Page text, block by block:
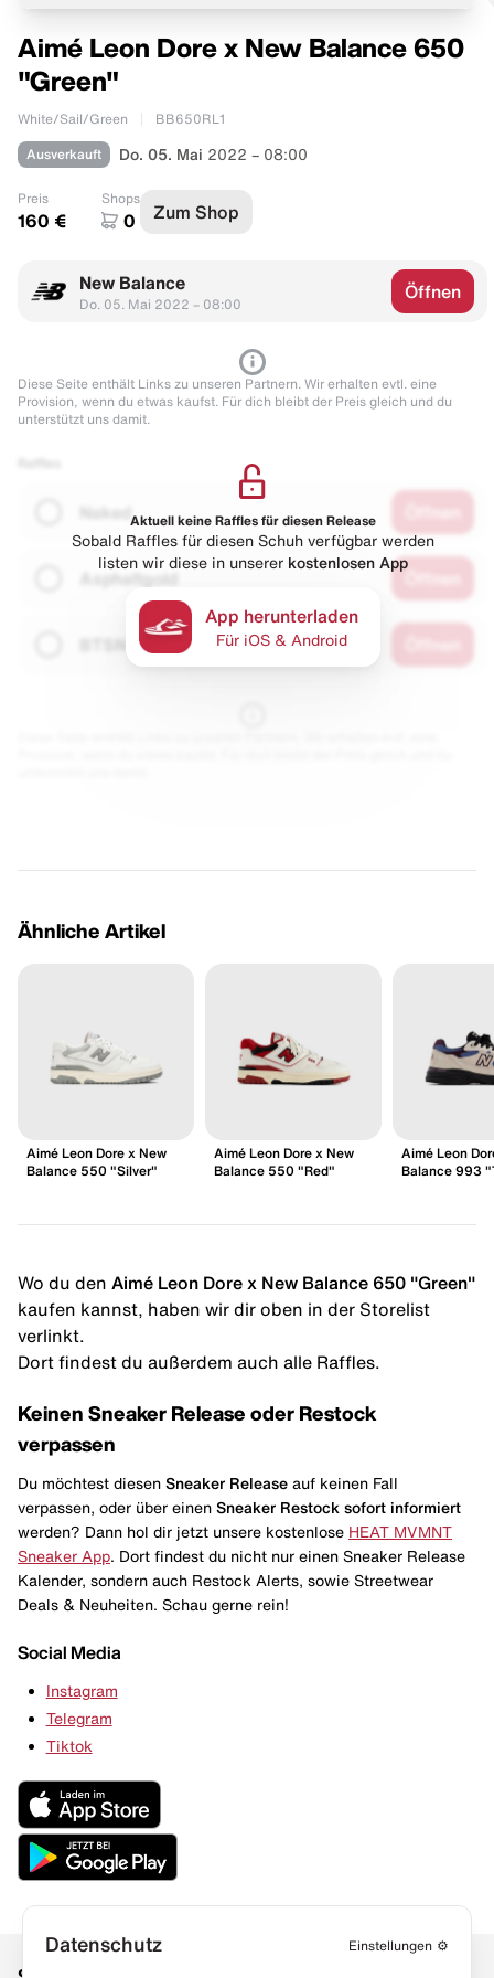
Aimé Leon Dore x New Balance 650
"Green"
White/Sail/Green BB650RL1
Ausverkauft Do. 05. Mai 2022 – 08:00
Preis
160 €
Shops
0 Zum Shop
New Balance
Do. 05. Mai 2022 – 08:00
Öffnen
Diese Seite enthält Links zu unseren Partnern. Wir erhalten evtl. eine
Provision, wenn du etwas kaufst. Für dich bleibt der Preis gleich und du
unterstützt uns damit.
Naked
Asphaltgold
Aktuell keine Raffles für diesen Release
Sobald Raffles für diesen Schuh verfügbar werden
listen wir diese in unserer kostenlosen App
App herunterladen
Für iOS & Android
Ähnliche Artikel
Aimé Leon Dore x New
Balance 550 "Silver"
Aimé Leon Dore x New
Balance 550 "Red"
Aimé Leon
Balance 993
Wo du den Aimé Leon Dore x New Balance 650 "Green"
kaufen kannst, haben wir dir oben in der Storelist
verlinkt.
Dort findest du außerdem auch alle Raffles.
Keinen Sneaker Release oder Restock
verpassen
Du möchtest diesen Sneaker Release auf keinen Fall
verpassen, oder über einen Sneaker Restock sofort informiert
werden? Dann hol dir jetzt unsere kostenlose HEAT MVMNT
Sneaker App . Dort findest du nicht nur einen Sneaker Release
Kalender, sondern auch Restock Alerts, sowie Streetwear
Deals & Neuheiten. Schau gerne rein!
Social Media
Instagram
Telegram
Tiktok
Datenschutz Einstellungen ⚙️